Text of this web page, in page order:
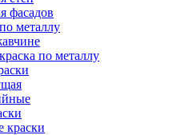
фасадов
металлу
по металлу
краски